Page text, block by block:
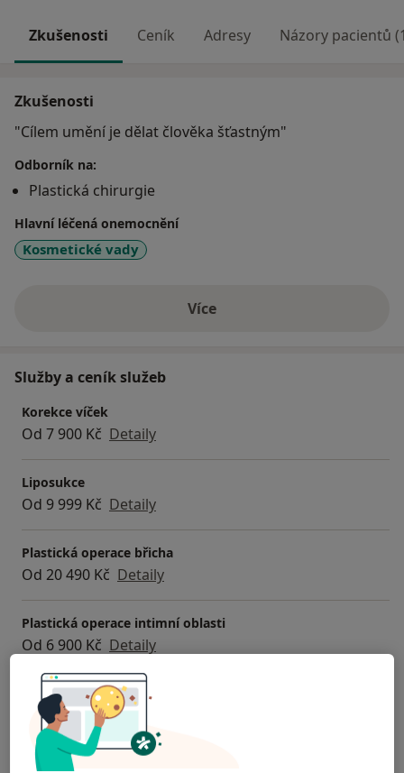
Zkušenosti Ceník Adresy Názory pacientů
Zkušenosti
"Cílem umění je dělat člověka šťastným"
Odborník na:
Plastická chirurgie
Hlavní léčená onemocnění
Kosmetické vady
Víceo zkušenostech
Služby a ceník služeb
Korekce víček
Od 7 900 Kč Detaily
Liposukce
Od 9 999 Kč Detaily
Plastická operace břicha
Od 20 490 Kč Detaily
Plastická operace intimní oblasti
Od 6 900 Kč Detaily
Plastická operace nosu
Od 11 490 Kč Detaily
+1 služba